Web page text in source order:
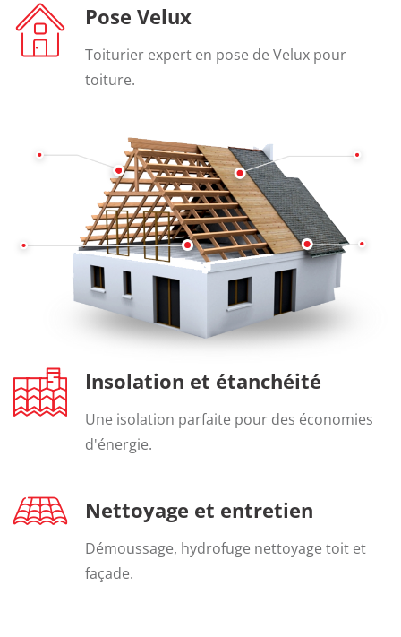
Pose Velux
Toiturier expert en pose de Velux pour
toiture.
Insolation et étanchéité
Une isolation parfaite pour des économies
d'énergie.
Nettoyage et entretien
Démoussage, hydrofuge nettoyage toit et
façade.